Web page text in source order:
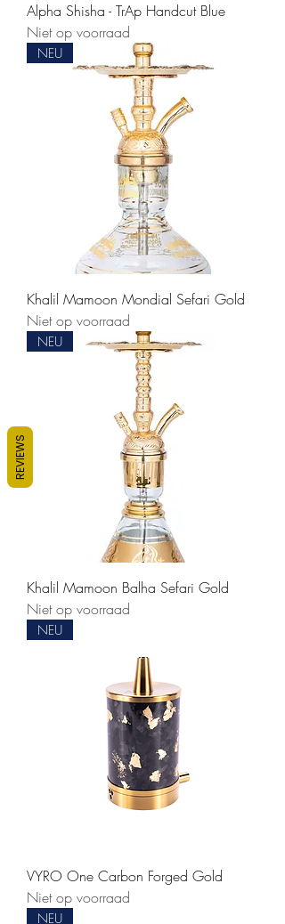
Alpha Shisha - TrAp Handcut Blue
Niet op voorraad
NEU
Khalil Mamoon Mondial Sefari Gold
Niet op voorraad
NEU
Khalil Mamoon Balha Sefari Gold
Niet op voorraad
NEU
VYRO One Carbon Forged Gold
Niet op voorraad
NEU
REVIEWS